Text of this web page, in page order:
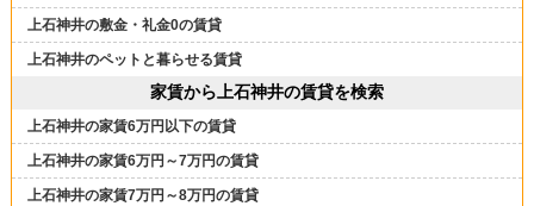
上石神井の敷金・礼金0の賃貸
上石神井のペットと暮らせる賃貸
家賃から上石神井の賃貸を検索
上石神井の家賃6万円以下の賃貸
上石神井の家賃6万円～7万円の賃貸
上石神井の家賃7万円～8万円の賃貸